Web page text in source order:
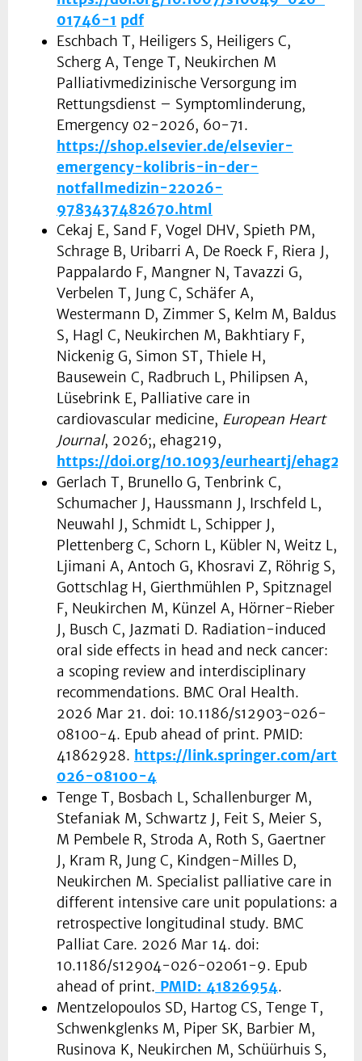
01746-1 pdf
Eschbach T, Heiligers S, Heiligers C,
Scherg A, Tenge T, Neukirchen M
Palliativmedizinische Versorgung im
Rettungsdienst – Symptomlinderung,
Emergency 02-2026, 60-71.
https://shop.elsevier.de/elsevier-
emergency-kolibris-in-der-
notfallmedizin-22026-
9783437482670.html
Cekaj E, Sand F, Vogel DHV, Spieth PM,
Schrage B, Uribarri A, De Roeck F, Riera J,
Pappalardo F, Mangner N, Tavazzi G,
Verbelen T, Jung C, Schäfer A,
Westermann D, Zimmer S, Kelm M, Baldus
S, Hagl C, Neukirchen M, Bakhtiary F,
Nickenig G, Simon ST, Thiele H,
Bausewein C, Radbruch L, Philipsen A,
Lüsebrink E, Palliative care in
cardiovascular medicine, European Heart
Journal, 2026;, ehag219,
https://doi.org/10.1093/eurheartj/ehag219
Gerlach T, Brunello G, Tenbrink C,
Schumacher J, Haussmann J, Irschfeld L,
Neuwahl J, Schmidt L, Schipper J,
Plettenberg C, Schorn L, Kübler N, Weitz L,
Ljimani A, Antoch G, Khosravi Z, Röhrig S,
Gottschlag H, Gierthmühlen P, Spitznagel
F, Neukirchen M, Künzel A, Hörner-Rieber
J, Busch C, Jazmati D. Radiation-induced
oral side effects in head and neck cancer:
a scoping review and interdisciplinary
recommendations. BMC Oral Health.
2026 Mar 21. doi: 10.1186/s12903-026-
08100-4. Epub ahead of print. PMID:
41862928. https://link.springer.com/
026-08100-4
Tenge T, Bosbach L, Schallenburger M,
Stefaniak M, Schwartz J, Feit S, Meier S,
M Pembele R, Stroda A, Roth S, Gaertner
J, Kram R, Jung C, Kindgen-Milles D,
Neukirchen M. Specialist palliative care in
different intensive care unit populations: a
retrospective longitudinal study. BMC
Palliat Care. 2026 Mar 14. doi:
10.1186/s12904-026-02061-9. Epub
ahead of print. PMID: 41826954.
Mentzelopoulos SD, Hartog CS, Tenge T,
Schwenkglenks M, Piper SK, Barbier M,
Rusinova K, Neukirchen M, Schüürhuis S,